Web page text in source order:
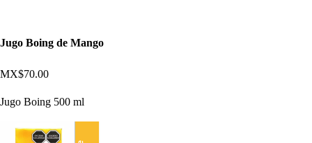
Jugo Boing de Mango
MX$70.00
Jugo Boing 500 ml